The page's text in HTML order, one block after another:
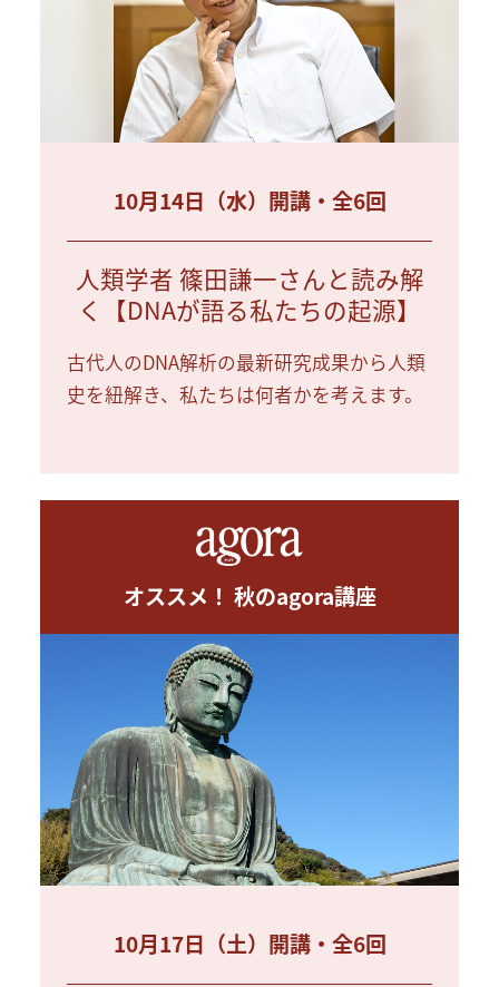
10月14日（水）開講・全6回
人類学者 篠田謙一さんと読み解
く【DNAが語る私たちの起源】
古代人のDNA解析の最新研究成果から人類
史を紐解き、私たちは何者かを考えます。
オススメ！ 秋のagora講座
10月17日（土）開講・全6回